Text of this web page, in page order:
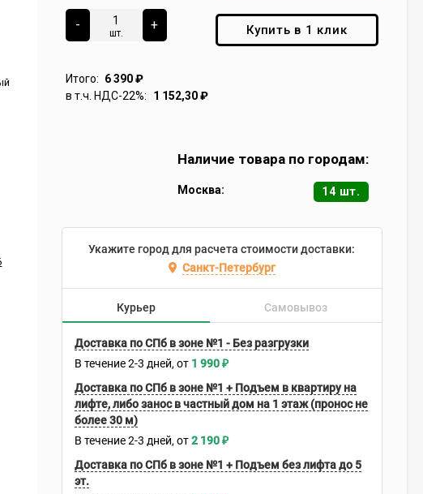
-
шт.
+
Итого: 6 390₽
в т.ч. НДС-22%:
1 152,30₽
Купить в 1 клик
Наличие товара по городам:
Москва: 14 шт.
Укажите город для расчета стоимости доставки:
Санкт-Петербург
Курьер Самовывоз
Доставка по СПб в зоне №1 - Без разгрузки
В течение 2-3 дней 1 990₽
Доставка по СПб в зоне №1 + Подъем в квартиру на
лифте, либо занос в частный дом на 1 этаж (пронос не
более 30 м)
В течение 2-3 дней 2 190₽
Доставка по СПб в зоне №1 + Подъем без лифта до 5
эт.